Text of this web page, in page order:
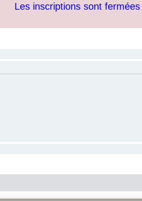
Les inscriptions sont fermées